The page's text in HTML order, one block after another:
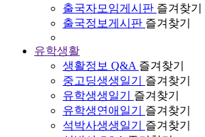
출국자모임게시판 즐겨찾기
출국정보게시판 즐겨찾기
유학생활
생활정보 Q&A 즐겨찾기
중고딩생생일기
즐겨찾기
유학생생일기
즐겨찾기
유학생연애일기
즐겨찾기
석박사생생일기
즐겨찾기